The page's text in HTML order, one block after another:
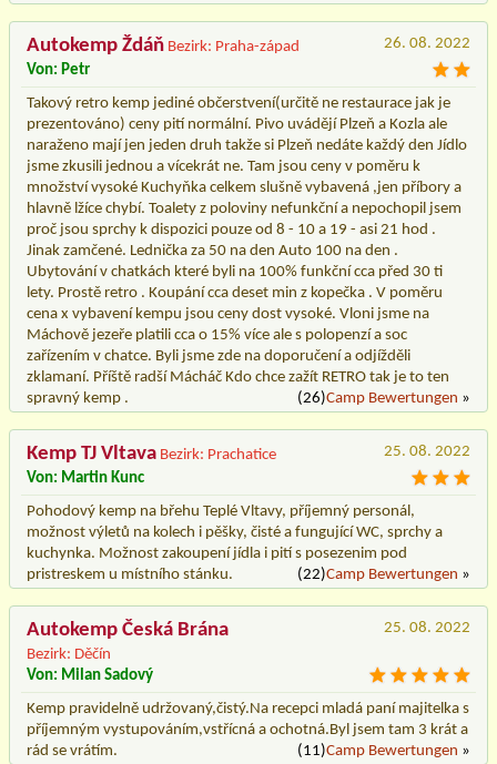
Autokemp Ždáň Bezirk: Praha-západ
26. 08. 2022
Von: Petr
Takový retro kemp jediné občerstvení(určitě ne restaurace jak je
prezentováno) ceny pití normální. Pivo uvádějí Plzeň a Kozla ale
naraženo mají jen jeden druh takže si Plzeň nedáte každý den Jídlo
jsme zkusili jednou a vícekrát ne. Tam jsou ceny v poměru k
množství vysoké Kuchyňka celkem slušně vybavená ,jen příbory a
hlavně lžíce chybí. Toalety z poloviny nefunkční a nepochopil jsem
proč jsou sprchy k dispozici pouze od 8 - 10 a 19 - asi 21 hod .
Jinak zamčené. Lednička za 50 na den Auto 100 na den .
Ubytování v chatkách které byli na 100% funkční cca před 30 ti
lety. Prostě retro . Koupání cca deset min z kopečka . V poměru
cena x vybavení kempu jsou ceny dost vysoké. Vloni jsme na
Máchově jezeře platili cca o 15% více ale s polopenzí a soc
zařízením v chatce. Byli jsme zde na doporučení a odjížděli
zklamaní. Příště radší Mácháč Kdo chce zažít RETRO tak je to ten
spravný kemp .
(26)Camp Bewertungen »
Kemp TJ Vltava Bezirk: Prachatice
25. 08. 2022
Von: Martin Kunc
Pohodový kemp na břehu Teplé Vltavy, příjemný personál,
možnost výletů na kolech i pěšky, čisté a fungující WC, sprchy a
kuchynka. Možnost zakoupení jídla i pití s posezenim pod
pristreskem u místního stánku.
(22)Camp Bewertungen »
Autokemp Česká Brána
Bezirk: Děčín
25. 08. 2022
Von: Milan Sadový
Kemp pravidelně udržovaný,čistý.Na recepci mladá paní majitelka s
příjemným vystupováním,vstřícná a ochotná.Byl jsem tam 3 krát a
rád se vrátím.
(11)Camp Bewertungen »